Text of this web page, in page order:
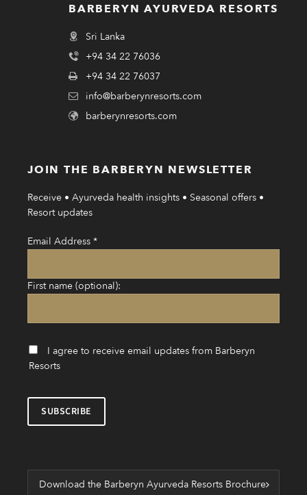
BARBERYN AYURVEDA RESORTS
Sri Lanka
+94 34 22 76036
+94 34 22 76037
info@barberynresorts.com
barberynresorts.com
JOIN THE BARBERYN NEWSLETTER
Receive • Ayurveda health insights • Seasonal offers •
Resort updates
Email Address *
First name (optional):
I agree to receive email updates from Barberyn
Resorts
Download the Barberyn Ayurveda Resorts Brochure